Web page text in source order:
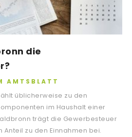
die
AMTSBLATT
üblicherweise zu den
im Haushalt einer
trägt die Gewerbesteuer
zu den Einnahmen bei.